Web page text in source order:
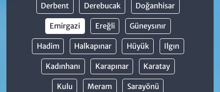
Derbent Derebucak Doğanhisar
Emirgazi Ereğli Güneysınır
Hadim Halkapınar Hüyük Ilgın
Kadınhanı Karapınar Karatay
Kulu Meram Sarayönü